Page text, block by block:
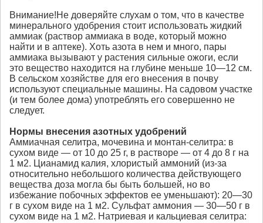
Внимание!Не доверяйте слухам о том, что в качестве
минерального удобрения стоит использовать жидкий
аммиак (раствор аммиака в воде, который можно
найти и в аптеке). Хоть азота в нем и много, пары
аммиака вызывают у растения сильные ожоги, если
это вещество находится на глубине меньше 10—12 см.
В сельском хозяйстве для его внесения в почву
используют специальные машины. На садовом участке
(и тем более дома) употреблять его совершенно не
следует.
Нормы внесения азотных удобрений
Аммиачная селитра, мочевина и монтан-селитра: в
сухом виде — от 10 до 25 г, в растворе — от 4 до 8 г на
1 м2. Цианамид калия, хлористый аммоний (из-за
относительно небольшого количества действующего
вещества доза могла бы быть большей, но во
избежание побочных эффектов ее уменьшают): 20—30
г в сухом виде на 1 м2. Сульфат аммония — 30—50 г в
сухом виде на 1 м2. Натриевая и кальциевая селитра: